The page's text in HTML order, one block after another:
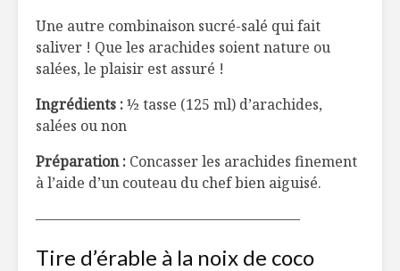
Une autre combinaison sucré-salé qui fait
saliver ! Que les arachides soient nature ou
salées, le plaisir est assuré !
Ingrédients :½ tasse (125 ml) d’arachides,
salées ou non
Préparation : Concasser les arachides finement
à l’aide d’un couteau du chef bien aiguisé.
——————————————————–
Tire d’érable à la noix de coco